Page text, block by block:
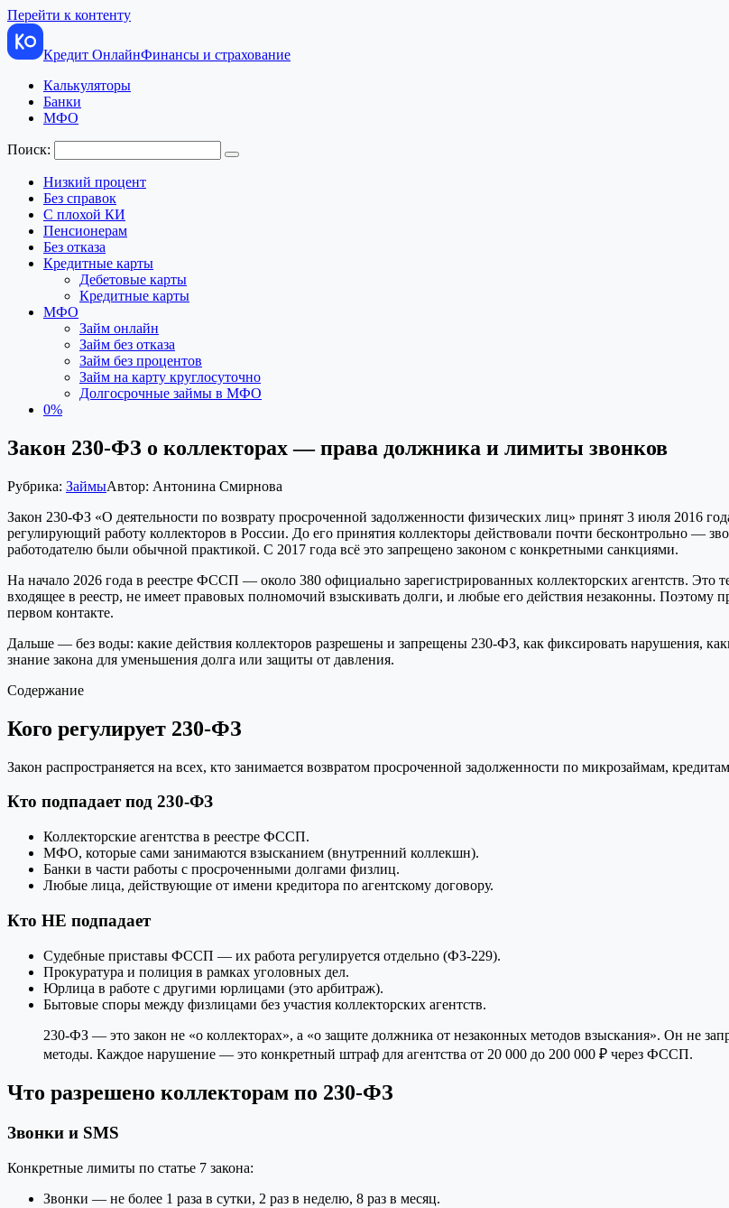
Перейти к контенту
Кредит ОнлайнФинансы и страхование
Калькуляторы
Банки
МФО
Поиск:
Низкий процент
Без справок
С плохой КИ
Пенсионерам
Без отказа
Кредитные карты
Дебетовые карты
Кредитные карты
МФО
Займ онлайн
Займ без отказа
Займ без процентов
Займ на карту круглосуточно
Долгосрочные займы в МФО
0%
Закон 230-ФЗ о коллекторах — права должника и лимиты звонков
Рубрика: ЗаймыАвтор: Антонина Смирнова
Закон 230-ФЗ «О деятельности по возврату просроченной задолженности физических лиц» принят 3 июля 2016
регулирующий работу коллекторов в России. До его принятия коллекторы действовали почти бесконтрольно —
работодателю были обычной практикой. С 2017 года всё это запрещено законом с конкретными санкциями.
На начало 2026 года в реестре ФССП — около 380 официально зарегистрированных коллекторских агентств. Это
входящее в реестр, не имеет правовых полномочий взыскивать долги, и любые его действия незаконны.
первом контакте.
Дальше — без воды: какие действия коллекторов разрешены и запрещены 230-ФЗ, как фиксировать нарушения,
знание закона для уменьшения долга или защиты от давления.
Содержание
Кого регулирует 230-ФЗ
Закон распространяется на всех, кто занимается возвратом просроченной задолженности по микрозаймам,
Кто подпадает под 230-ФЗ
Коллекторские агентства в реестре ФССП.
МФО, которые сами занимаются взысканием (внутренний коллекшн).
Банки в части работы с просроченными долгами физлиц.
Любые лица, действующие от имени кредитора по агентскому договору.
Кто НЕ подпадает
Судебные приставы ФССП — их работа регулируется отдельно (ФЗ-229).
Прокуратура и полиция в рамках уголовных дел.
Юрлица в работе с другими юрлицами (это арбитраж).
Бытовые споры между физлицами без участия коллекторских агентств.
230-ФЗ — это закон не «о коллекторах», а «о защите должника от незаконных методов взыскания». Он не
методы. Каждое нарушение — это конкретный штраф для агентства от 20 000 до 200 000 ₽ через ФССП.
Что разрешено коллекторам по 230-ФЗ
Звонки и SMS
Конкретные лимиты по статье 7 закона:
Звонки — не более 1 раза в сутки, 2 раз в неделю, 8 раз в месяц.